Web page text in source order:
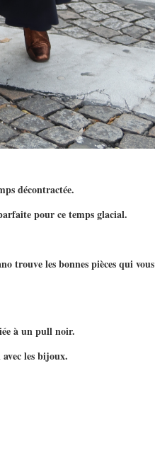
décontractée.
pour ce temps glacial.
trouve les bonnes pièces qui vous
à un pull noir.
les bijoux.